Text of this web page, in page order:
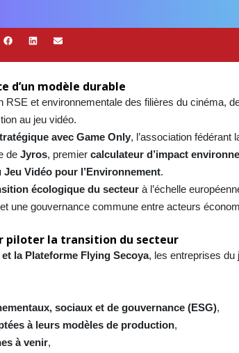
d’un modèle durable
et environnementale des filières du cinéma,
au jeu vidéo.
avec Game Only, l’association fédérant
deJyros, premiercalculateur d’impact
Vidéo pour l’Environnement.
écologique du secteur à l’échelle
une gouvernance commune entre acteurs
piloter la transition du secteur
la Plateforme Flying Secoya, les entreprises du
sociaux et de gouvernance (ESG),
à leurs modèles de production,
à venir,